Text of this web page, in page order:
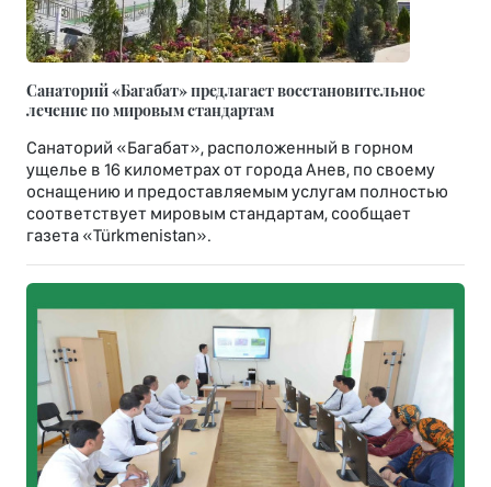
Санаторий «Багабат» предлагает восстановительное
лечение по мировым стандартам
Санаторий «Багабат», расположенный в горном
ущелье в 16 километрах от города Анев, по своему
оснащению и предоставляемым услугам полностью
соответствует мировым стандартам, сообщает
газета «Türkmenistan».